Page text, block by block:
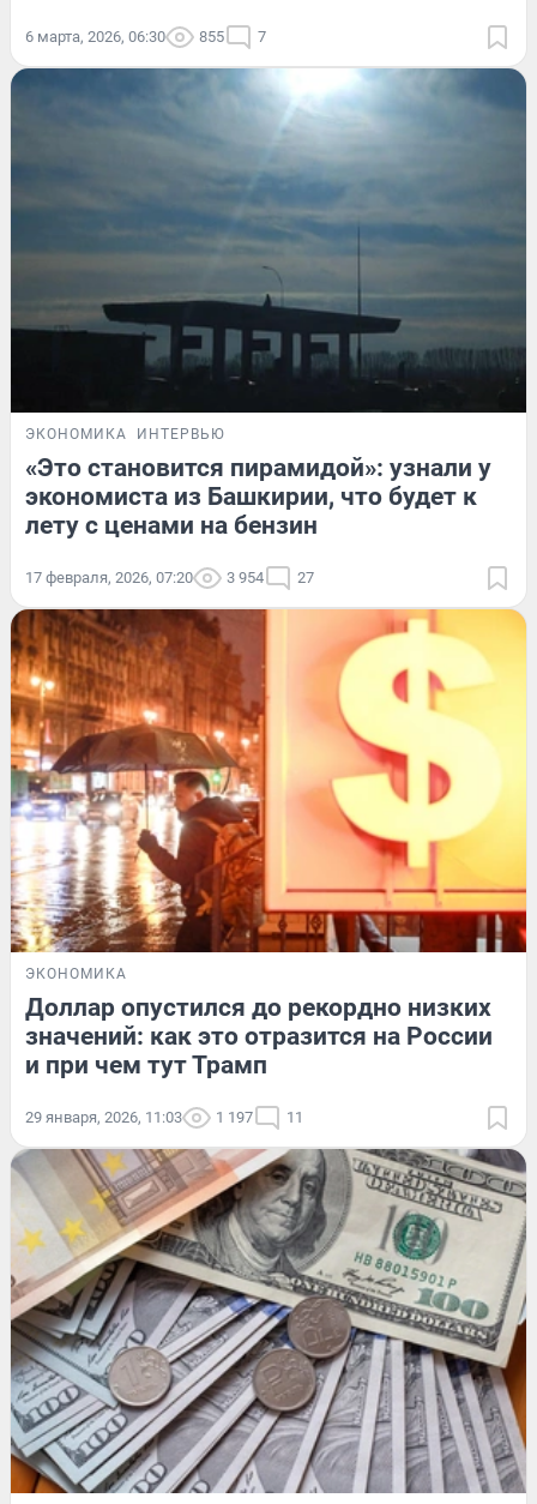
6 марта, 2026, 06:30 855 7
ЭКОНОМИКА ИНТЕРВЬЮ
«Это становится пирамидой»: узнали у
экономиста из Башкирии, что будет к
лету с ценами на бензин
17 февраля, 2026, 07:20 3 954 27
ЭКОНОМИКА
Доллар опустился до рекордно низких
значений: как это отразится на России
и при чем тут Трамп
29 января, 2026, 11:03 1 197 11